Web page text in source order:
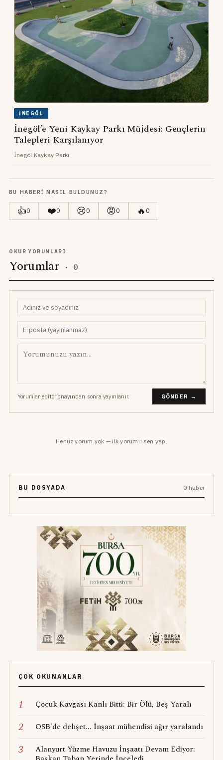
İNEGÖL
İnegöl’e Yeni Kaykay Parkı Müjdesi: Gençlerin
Talepleri Karşılanıyor
İnegöl Kaykay Parkı
BU HABERI NASIL BULDUNUZ?
👍0 ❤️0 😢0 😡0 🔥0
OKUR YORUMLARI
Yorumlar · 0
Yorumlar editör onayından sonra yayınlanır. GÖNDER →
Henüz yorum yok — ilk yorumu sen yap.
BU DOSYADA 0 haber
ÇOK OKUNANLAR
1 Çocuk Kavgası Kanlı Bitti: Bir Ölü, Beş Yaralı
2 OSB'de dehşet... İnşaat mühendisi ağır yaralandı
3
Alanyurt Yüzme Havuzu İnşaatı Devam Ediyor: